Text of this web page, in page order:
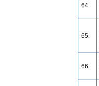
64.
65.
66.